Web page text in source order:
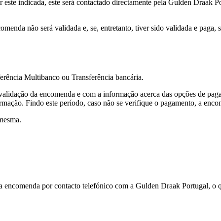
indicada, este será contactado directamente pela Gulden Draak
não será validada e, se, entretanto, tiver sido validada e paga,
Multibanco ou Transferência bancária.
da encomenda e com a informação acerca das opções de
Findo este período, caso não se verifique o pagamento, a
por contacto telefónico com a Gulden Draak Portugal, o